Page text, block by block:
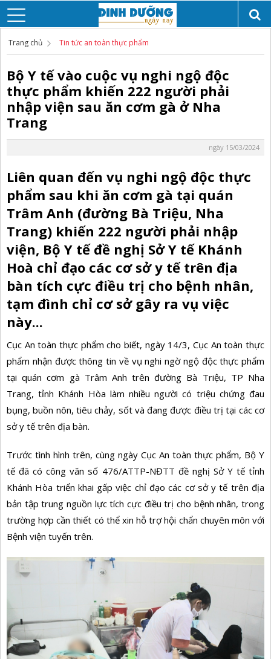
Trang chủ Tin tức an toàn thực phẩm
Bộ Y tế vào cuộc vụ nghi ngộ độc
thực phẩm khiến 222 người phải
nhập viện sau ăn cơm gà ở Nha
Trang
ngày 15/03/2024
Liên quan đến vụ nghi ngộ độc thực
phẩm sau khi ăn cơm gà tại quán
Trâm Anh (đường Bà Triệu, Nha
Trang) khiến 222 người phải nhập
viện, Bộ Y tế đề nghị Sở Y tế Khánh
Hoà chỉ đạo các cơ sở y tế trên địa
bàn tích cực điều trị cho bệnh nhân,
tạm đình chỉ cơ sở gây ra vụ việc
này...
Cục An toàn thực phẩm cho biết, ngày 14/3, Cục An toàn thực
phẩm nhận được thông tin về vụ nghi ngờ ngộ độc thực phẩm
tại quán cơm gà Trâm Anh trên đường Bà Triệu, TP Nha
Trang, tỉnh Khánh Hòa làm nhiều người có triệu chứng đau
bụng, buồn nôn, tiêu chảy, sốt và đang được điều trị tại các cơ
sở y tế trên địa bàn.
Trước tình hình trên, cùng ngày Cục An toàn thực phẩm, Bộ Y
tế đã có công văn số 476/ATTP-NĐTT đề nghị Sở Y tế tỉnh
Khánh Hòa triển khai gấp việc chỉ đạo các cơ sở y tế trên địa
bản tập trung nguồn lực tích cực điều trị cho bệnh nhân, trong
trường hợp cần thiết có thể xin hỗ trợ hội chẩn chuyên môn với
Bệnh viện tuyến trên.